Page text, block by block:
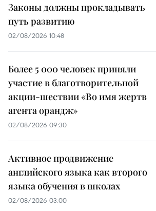
Законы должны прокладывать
путь развитию
02/08/2026 10:48
Более 5 000 человек приняли
участие в благотворительной
акции-шествии «Во имя жертв
агента орандж»
02/08/2026 09:30
Активное продвижение
английского языка как второго
языка обучения в школах
02/08/2026 03:00